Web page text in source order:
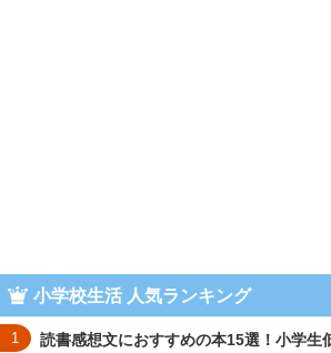
小学校生活 人気ランキング
1
読書感想文におすすめの本15選！小学生